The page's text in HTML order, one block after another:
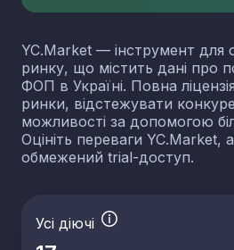
YC.Market — інструмент для
ринку, що містить дані про
ФОП в Україні. Повна
ринки, відстежувати
можливості за допомогою
Оцініть переваги YC.Market,
обмежений trial-доступ.
Усі діючі